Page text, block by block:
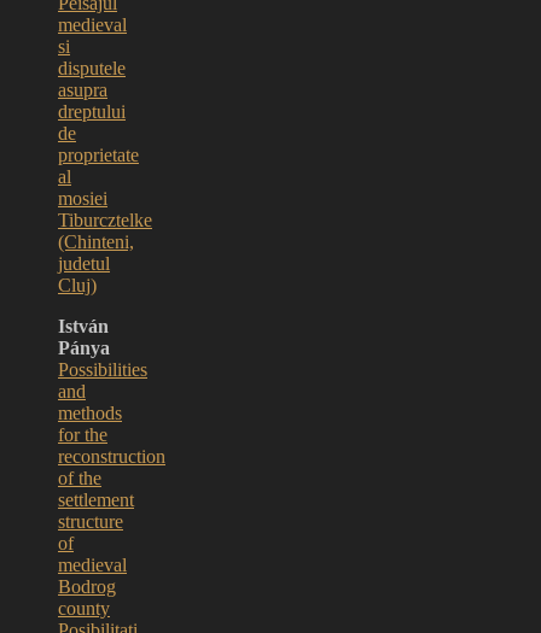
medieval
si
disputele
asupra
dreptului
de
proprietate
al
mosiei
Tiburcztelke
(Chinteni,
judetul
Cluj)
István
Pánya
Possibilities
and
methods
for the
reconstruction
of the
settlement
structure
of
medieval
Bodrog
county